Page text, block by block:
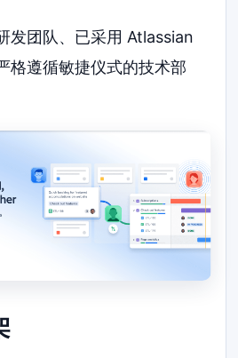
发团队、已采用 Atlassian
格遵循敏捷仪式的技术部